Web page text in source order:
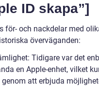
ID skapa”]
för- och nackdelar med
överväganden:
Tidigare var det
en Apple-enhet, vilket
genom att erbjuda